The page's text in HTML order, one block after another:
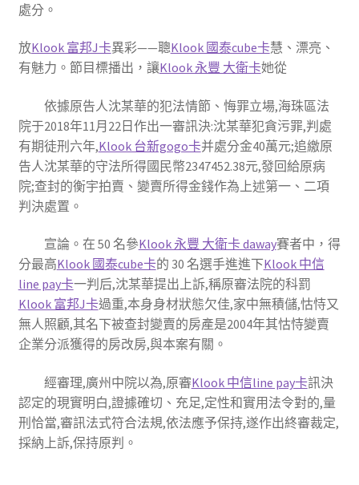
處分。
放Klook 富邦J卡異彩——聰Klook 國泰cube卡慧、漂亮、
有魅力。節目標播出，讓Klook 永豐 大衛卡她從
依據原告人沈某華的犯法情節、悔罪立場,海珠區法
院于2018年11月22日作出一審訊決:沈某華犯貪污罪,判處
有期徒刑六年,Klook 台新gogo卡并處分金40萬元;追繳原
告人沈某華的守法所得國民幣2347452.38元,發回給原病
院;查封的衡宇拍賣、變賣所得金錢作為上述第一、二項
判決處置。
宣論。在 50 名參Klook 永豐 大衛卡 daway賽者中，得
分最高Klook 國泰cube卡的 30 名選手進進下Klook 中信
line pay卡一判后,沈某華提出上訴,稱原審法院的科罰
Klook 富邦J卡過重,本身身材狀態欠佳,家中無積儲,怙恃又
無人照顧,其名下被查封變賣的房產是2004年其怙恃變賣
企業分派獲得的房改房,與本案有關。
經審理,廣州中院以為,原審Klook 中信line pay卡訊決
認定的現實明白,證據確切、充足,定性和實用法令對的,量
刑恰當,審訊法式符合法規,依法應予保持,遂作出終審裁定,
採納上訴,保持原判。